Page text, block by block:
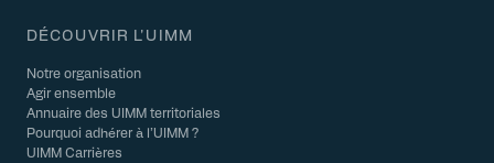
DÉCOUVRIR L'UIMM
Notre organisation
Agir ensemble
Annuaire des UIMM territoriales
Pourquoi adhérer à l’UIMM ?
UIMM Carrières